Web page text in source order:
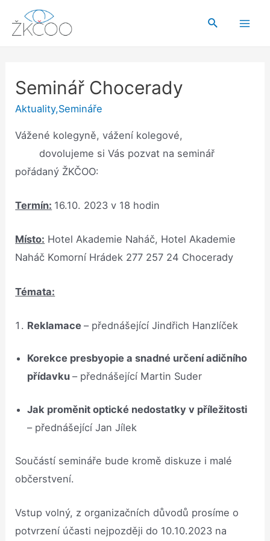
Přeskočit
Hledat
Seminář Chocerady
Aktuality,Semináře
Vážené kolegyně, vážení kolegové,
dovolujeme si Vás pozvat na seminář
pořádaný ŽKČOO:
Termín: 16.10. 2023 v 18 hodin
Místo: Hotel Akademie Naháč, Hotel Akademie
Naháč Komorní Hrádek 277 257 24 Chocerady
Témata:
Reklamace– přednášející Jindřich Hanzlíček
Korekce presbyopie a snadné určení adičního
přídavku– přednášející Martin Suder
Jak proměnit optické nedostatky v příležitosti
– přednášející Jan Jílek
Součástí semináře bude kromě diskuze i malé
občerstvení.
Vstup volný, z organizačních důvodů prosíme o
potvrzení účasti nejpozději do 10.10.2023 na